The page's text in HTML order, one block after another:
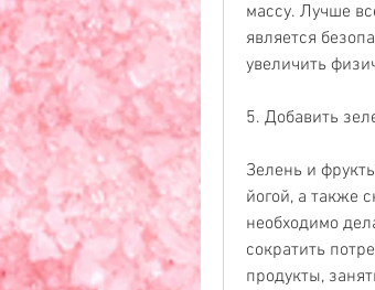
массу. Лучше
является
увеличить
5. Добавить
Зелень и
йогой, а также
необходимо
сократить
продукты,